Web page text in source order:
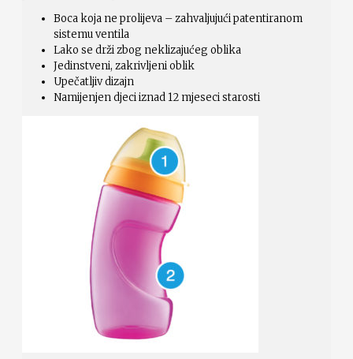
Boca koja ne prolijeva – zahvaljujući patentiranom
sistemu ventila
Lako se drži zbog neklizajućeg oblika
Jedinstveni, zakrivljeni oblik
Upečatljiv dizajn
Namijenjen djeci iznad 12 mjeseci starosti